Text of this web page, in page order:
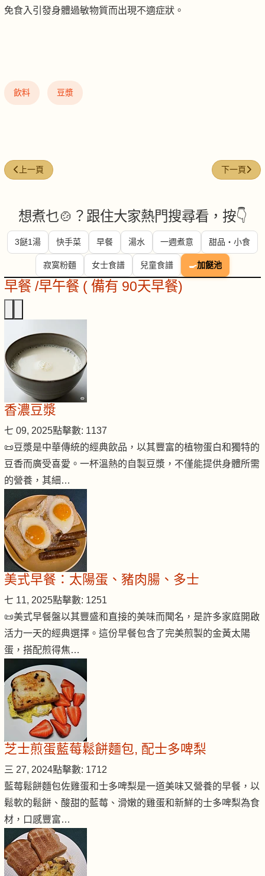
免食入引發身體過敏物質而出現不適症狀。
飲料 豆漿
上一篇文章: 你需要進補嗎？ 這群人越補越糟
上一頁 下一篇文
下一頁
想煮乜🍲？跟住大家熱門搜尋看，按👇
3餸1湯 快手菜 早餐 湯水 一週煮意 甜品・小食
寂寞粉麵 女士食譜 兒童食譜 🍳加餸池
早餐 /早午餐 ( 備有 90天早餐)
香濃豆漿
七 09, 2025點擊數: 1137
📜豆漿是中華傳統的經典飲品，以其豐富的植物蛋白和獨特的
豆香而廣受喜愛。一杯溫熱的自製豆漿，不僅能提供身體所需
的營養，其細…
美式早餐：太陽蛋、豬肉腸、多士
七 11, 2025點擊數: 1251
📜美式早餐盤以其豐盛和直接的美味而聞名，是許多家庭開啟
活力一天的經典選擇。這份早餐包含了完美煎製的金黃太陽
蛋，搭配煎得焦…
芝士煎蛋藍莓鬆餅麵包, 配士多啤梨
三 27, 2024點擊數: 1712
藍莓鬆餅麵包佐雞蛋和士多啤梨是一道美味又營養的早餐，以
鬆軟的鬆餅、酸甜的藍莓、滑嫩的雞蛋和新鮮的士多啤梨為食
材，口感豐富…